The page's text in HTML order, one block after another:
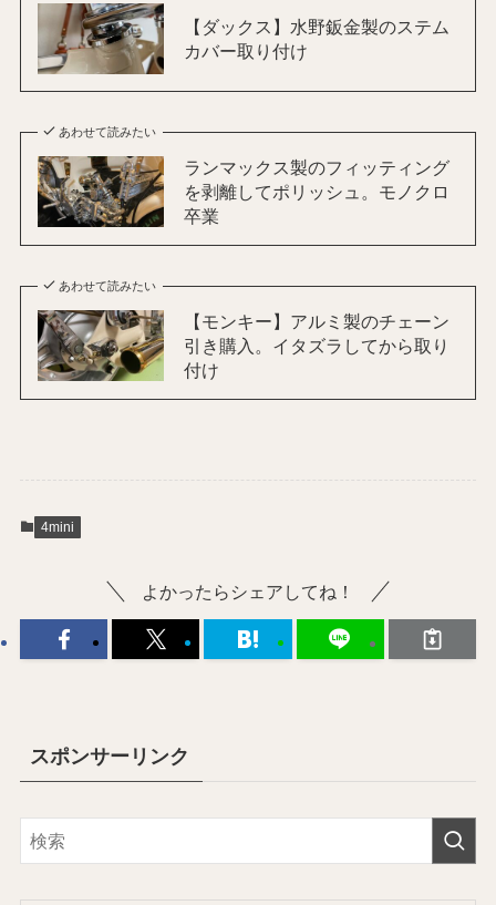
【ダックス】水野鈑金製のステム
カバー取り付け
あわせて読みたい
ランマックス製のフィッティング
を剥離してポリッシュ。モノクロ
卒業
あわせて読みたい
【モンキー】アルミ製のチェーン
引き購入。イタズラしてから取り
付け
4mini
よかったらシェアしてね！
スポンサーリンク